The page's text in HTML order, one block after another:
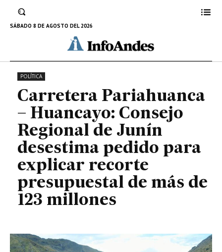
SÁBADO 8 DE AGOSTO DEL 2026
explicar recorte presupuestal de
más de 123 millones
4 DE ENERO DE 2024
POLÍTICA
Carretera Pariahuanca
– Huancayo: Consejo
Regional de Junín
desestima pedido para
explicar recorte
presupuestal de más de
123 millones